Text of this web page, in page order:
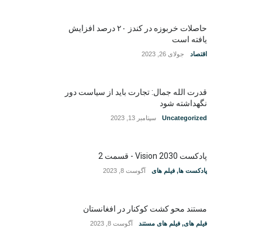
حاصلات خربوزه در کندز ۲۰ درصد افزایش
یافته است
اقتصاد جولای 26, 2023
قدرت الله جمال: تجارت باید از سیاست دور
نگهداشته شود
Uncategorized سپتامبر 13, 2023
پادکست Vision 2030 - قسمت 2
پادکست ها, فیلم های آگوست 8, 2023
مستند محو کشت کوکنار در افغانستان
فیلم های, فیلم های مستند آگوست 8, 2023